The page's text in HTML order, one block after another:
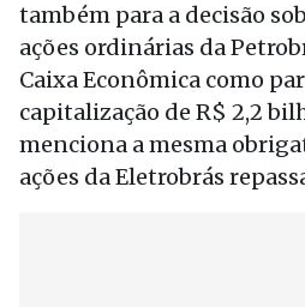
também para a decisão
ações ordinárias da
Caixa Econômica como
capitalização de R$ 2,2
menciona a mesma
ações da Eletrobrás